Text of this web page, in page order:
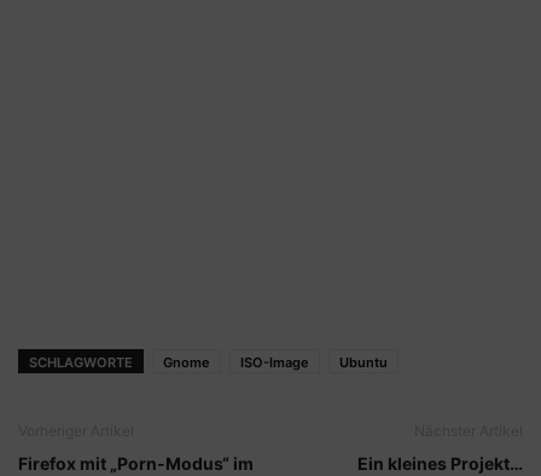
SCHLAGWORTE Gnome ISO-Image Ubuntu
Firefox mit „Porn-Modus“ im
Ein kleines Projekt…